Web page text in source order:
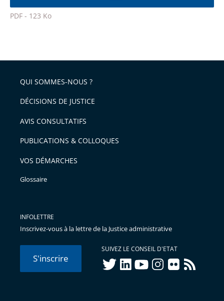
l'article
pour
police
PDF - 123 Ko
l'article
pour
avant
QUI SOMMES-NOUS ?
DÉCISIONS DE JUSTICE
AVIS CONSULTATIFS
PUBLICATIONS & COLLOQUES
VOS DÉMARCHES
Glossaire
INFOLETTRE
Inscrivez-vous à la lettre de la Justice administrative
S'inscrire
SUIVEZ LE CONSEIL D'ETAT
twitterlinkedInyoutubeinstagram
flickr rss